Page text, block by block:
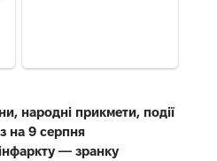
народні прикмети, події
на 9 серпня
— зранку